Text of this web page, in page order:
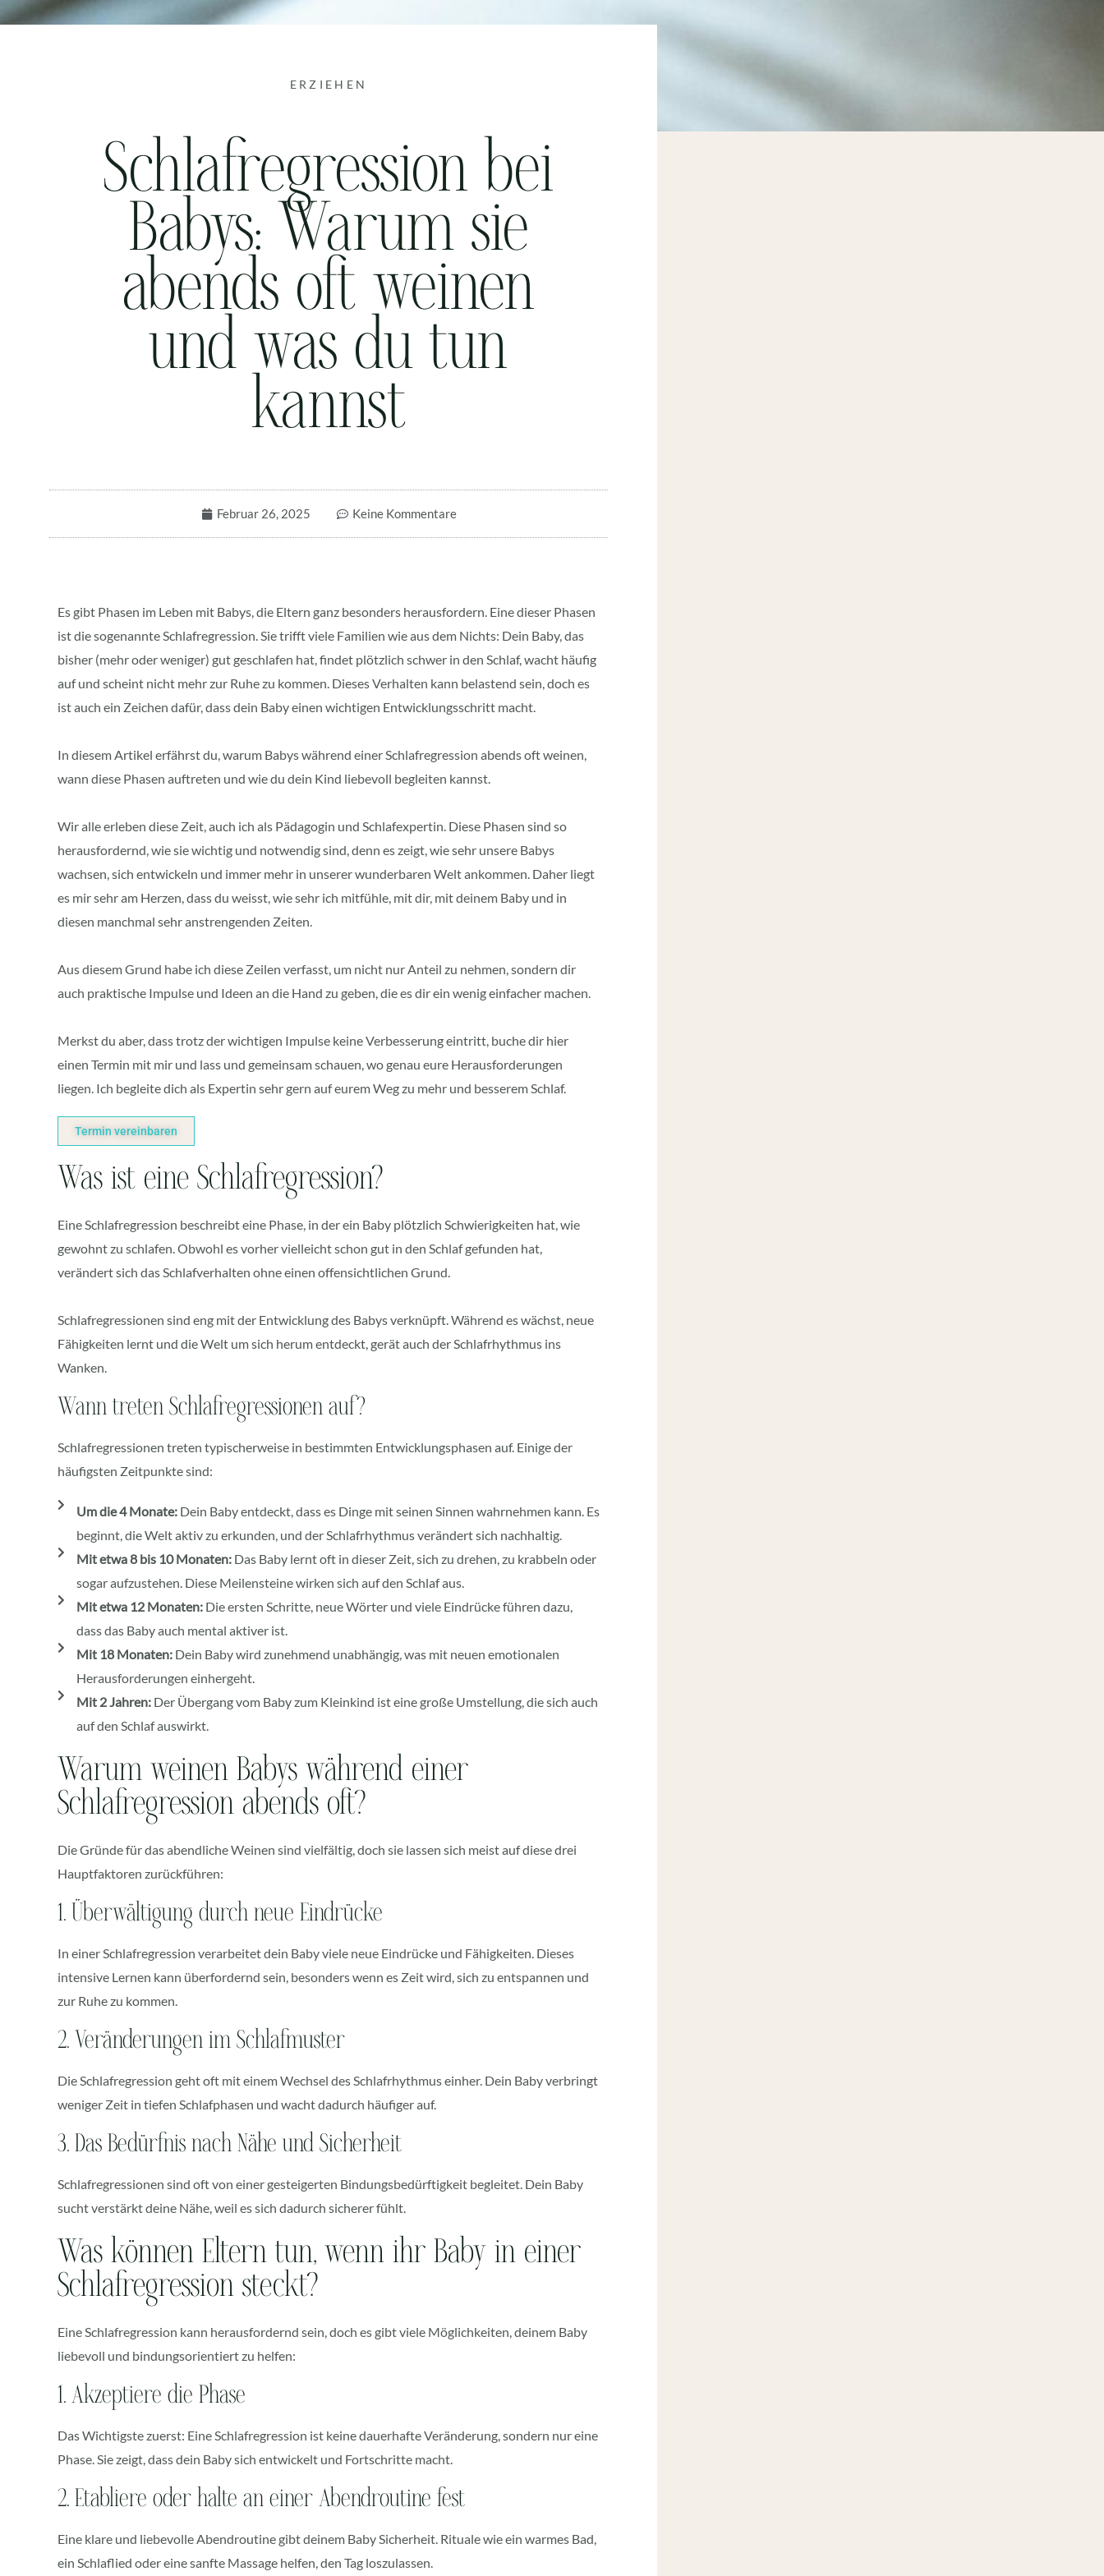
ERZIEHEN
Schlafregression bei
Babys: Warum sie
abends oft weinen
und was du tun
kannst
Februar 26, 2025 Keine Kommentare
Es gibt Phasen im Leben mit Babys, die Eltern ganz besonders herausfordern. Eine dieser Phasen
ist die sogenannte Schlafregression. Sie trifft viele Familien wie aus dem Nichts: Dein Baby, das
bisher (mehr oder weniger) gut geschlafen hat, findet plötzlich schwer in den Schlaf, wacht häufig
auf und scheint nicht mehr zur Ruhe zu kommen. Dieses Verhalten kann belastend sein, doch es
ist auch ein Zeichen dafür, dass dein Baby einen wichtigen Entwicklungsschritt macht.
In diesem Artikel erfährst du, warum Babys während einer Schlafregression abends oft weinen,
wann diese Phasen auftreten und wie du dein Kind liebevoll begleiten kannst.
Wir alle erleben diese Zeit, auch ich als Pädagogin und Schlafexpertin. Diese Phasen sind so
herausfordernd, wie sie wichtig und notwendig sind, denn es zeigt, wie sehr unsere Babys
wachsen, sich entwickeln und immer mehr in unserer wunderbaren Welt ankommen. Daher liegt
es mir sehr am Herzen, dass du weisst, wie sehr ich mitfühle, mit dir, mit deinem Baby und in
diesen manchmal sehr anstrengenden Zeiten.
Aus diesem Grund habe ich diese Zeilen verfasst, um nicht nur Anteil zu nehmen, sondern dir
auch praktische Impulse und Ideen an die Hand zu geben, die es dir ein wenig einfacher machen.
Merkst du aber, dass trotz der wichtigen Impulse keine Verbesserung eintritt, buche dir hier
einen Termin mit mir und lass und gemeinsam schauen, wo genau eure Herausforderungen
liegen. Ich begleite dich als Expertin sehr gern auf eurem Weg zu mehr und besserem Schlaf.
Termin vereinbaren
Was ist eine Schlafregression?
Eine Schlafregression beschreibt eine Phase, in der ein Baby plötzlich Schwierigkeiten hat, wie
gewohnt zu schlafen. Obwohl es vorher vielleicht schon gut in den Schlaf gefunden hat,
verändert sich das Schlafverhalten ohne einen offensichtlichen Grund.
Schlafregressionen sind eng mit der Entwicklung des Babys verknüpft. Während es wächst, neue
Fähigkeiten lernt und die Welt um sich herum entdeckt, gerät auch der Schlafrhythmus ins
Wanken.
Wann treten Schlafregressionen auf?
Schlafregressionen treten typischerweise in bestimmten Entwicklungsphasen auf. Einige der
häufigsten Zeitpunkte sind:
Um die 4 Monate: Dein Baby entdeckt, dass es Dinge mit seinen Sinnen wahrnehmen kann. Es
beginnt, die Welt aktiv zu erkunden, und der Schlafrhythmus verändert sich nachhaltig.
Mit etwa 8 bis 10 Monaten: Das Baby lernt oft in dieser Zeit, sich zu drehen, zu krabbeln oder
sogar aufzustehen. Diese Meilensteine wirken sich auf den Schlaf aus.
Mit etwa 12 Monaten: Die ersten Schritte, neue Wörter und viele Eindrücke führen dazu,
dass das Baby auch mental aktiver ist.
Mit 18 Monaten: Dein Baby wird zunehmend unabhängig, was mit neuen emotionalen
Herausforderungen einhergeht.
Mit 2 Jahren: Der Übergang vom Baby zum Kleinkind ist eine große Umstellung, die sich auch
auf den Schlaf auswirkt.
Warum weinen Babys während einer
Schlafregression abends oft?
Die Gründe für das abendliche Weinen sind vielfältig, doch sie lassen sich meist auf diese drei
Hauptfaktoren zurückführen:
1. Überwältigung durch neue Eindrücke
In einer Schlafregression verarbeitet dein Baby viele neue Eindrücke und Fähigkeiten. Dieses
intensive Lernen kann überfordernd sein, besonders wenn es Zeit wird, sich zu entspannen und
zur Ruhe zu kommen.
2. Veränderungen im Schlafmuster
Die Schlafregression geht oft mit einem Wechsel des Schlafrhythmus einher. Dein Baby verbringt
weniger Zeit in tiefen Schlafphasen und wacht dadurch häufiger auf.
3. Das Bedürfnis nach Nähe und Sicherheit
Schlafregressionen sind oft von einer gesteigerten Bindungsbedürftigkeit begleitet. Dein Baby
sucht verstärkt deine Nähe, weil es sich dadurch sicherer fühlt.
Was können Eltern tun, wenn ihr Baby in einer
Schlafregression steckt?
Eine Schlafregression kann herausfordernd sein, doch es gibt viele Möglichkeiten, deinem Baby
liebevoll und bindungsorientiert zu helfen:
1. Akzeptiere die Phase
Das Wichtigste zuerst: Eine Schlafregression ist keine dauerhafte Veränderung, sondern nur eine
Phase. Sie zeigt, dass dein Baby sich entwickelt und Fortschritte macht.
2. Etabliere oder halte an einer Abendroutine fest
Eine klare und liebevolle Abendroutine gibt deinem Baby Sicherheit. Rituale wie ein warmes Bad,
ein Schlaflied oder eine sanfte Massage helfen, den Tag loszulassen.